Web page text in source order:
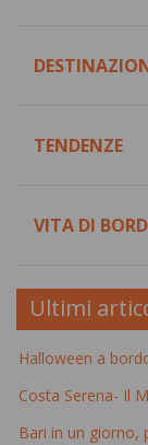
TENDENZE
VITA DI
Ultimi
Halloween a
Costa Serena- Il
Bari in un giorno,